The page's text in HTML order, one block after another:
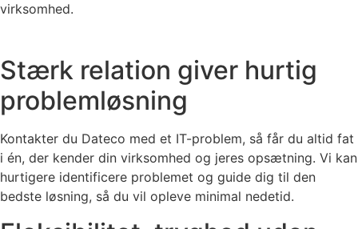
virksomhed.
Stærk relation giver hurtig
problemløsning
Kontakter du Dateco med et IT-problem, så får du altid fat
i én, der kender din virksomhed og jeres opsætning. Vi kan
hurtigere identificere problemet og guide dig til den
bedste løsning, så du vil opleve minimal nedetid.